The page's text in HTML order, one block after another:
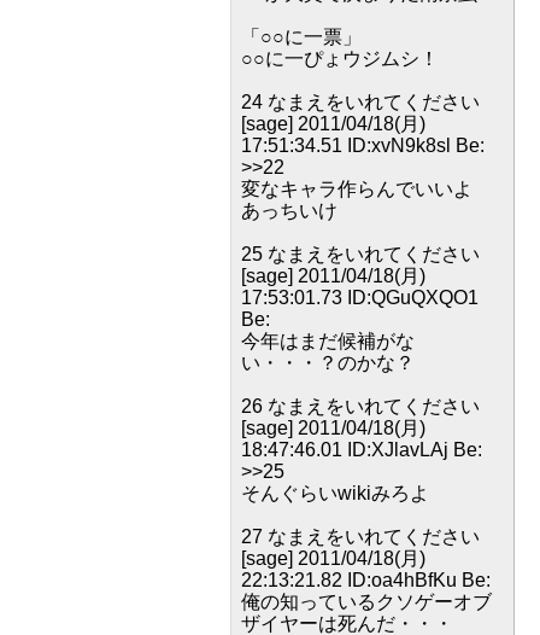
「○○に一票」
○○に一ぴょウジムシ！
24 なまえをいれてください
[sage] 2011/04/18(月)
17:51:34.51 ID:xvN9k8sl Be:
>>22
変なキャラ作らんでいいよ
あっちいけ
25 なまえをいれてください
[sage] 2011/04/18(月)
17:53:01.73 ID:QGuQXQO1
Be:
今年はまだ候補がな
い・・・？のかな？
26 なまえをいれてください
[sage] 2011/04/18(月)
18:47:46.01 ID:XJlavLAj Be:
>>25
そんぐらいwikiみろよ
27 なまえをいれてください
[sage] 2011/04/18(月)
22:13:21.82 ID:oa4hBfKu Be:
俺の知っているクソゲーオブ
ザイヤーは死んだ・・・